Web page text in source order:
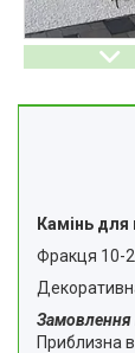
Камінь
Фракця 10-
Замовлення
Приблизна